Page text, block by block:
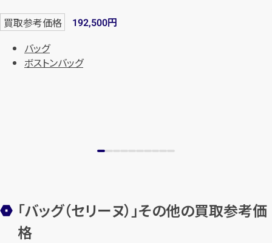
買取参考価格 192,500円
バッグ
ボストンバッグ
「バッグ（セリーヌ）」その他の買取参考価
格